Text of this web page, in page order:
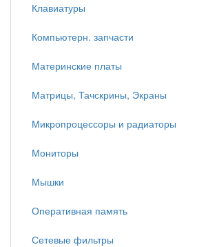
Клавиатуры
Компьютерн. запчасти
Материнские платы
Матрицы, Тачскрины, Экраны
Микропроцессоры и радиаторы
Мониторы
Мышки
Оперативная память
Сетевые фильтры